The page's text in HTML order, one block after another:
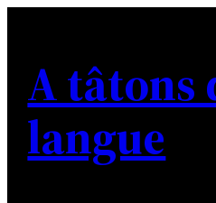
contenu
A tâtons
langue